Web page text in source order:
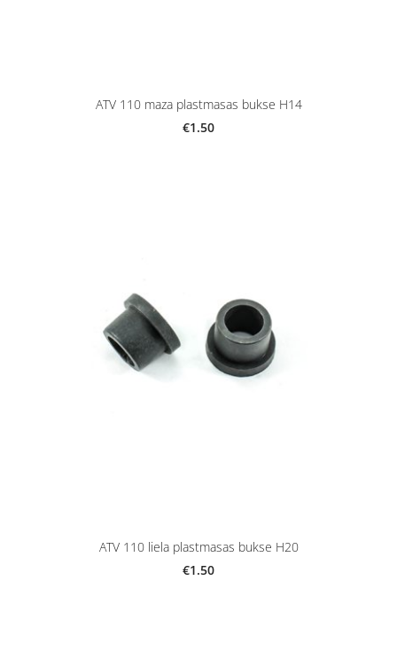
ATV 110 maza plastmasas bukse H14
€1.50
ATV 110 liela plastmasas bukse H20
€1.50